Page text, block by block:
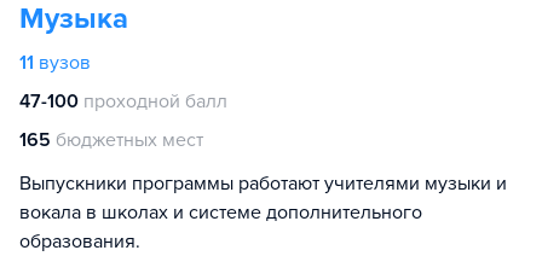
Музыка
11 вузов
47-100 проходной балл
165 бюджетных мест
Выпускники программы работают учителями музыки и
вокала в школах и системе дополнительного
образования.